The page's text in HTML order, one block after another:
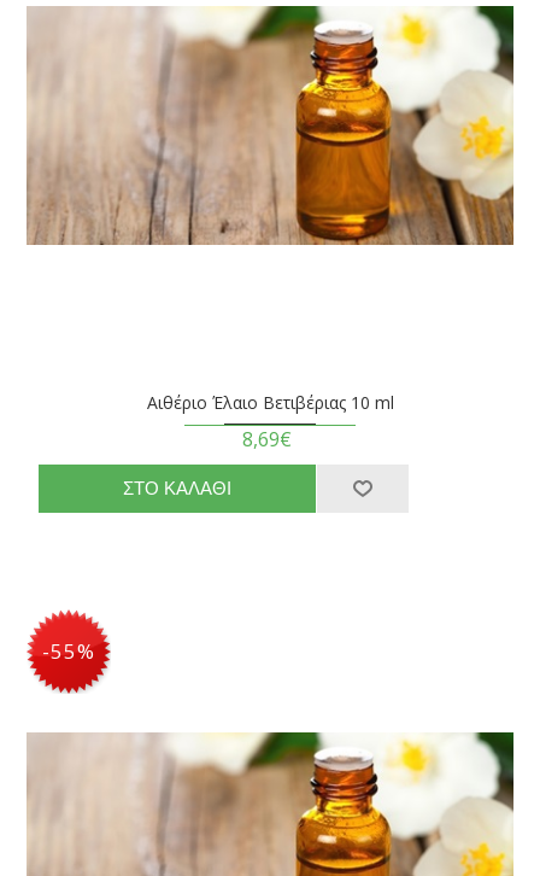
Αιθέριο Έλαιο Βετιβέριας 10 ml
8,69€
-55%